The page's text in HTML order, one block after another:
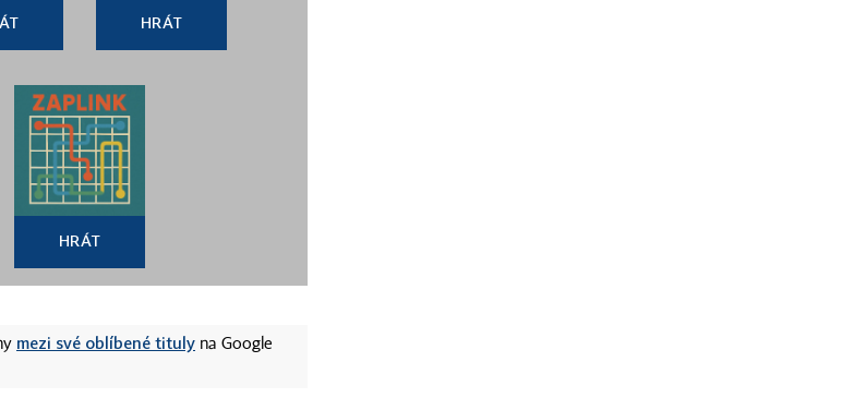
HRÁT
HRÁT
mezi své oblíbené tituly na Google